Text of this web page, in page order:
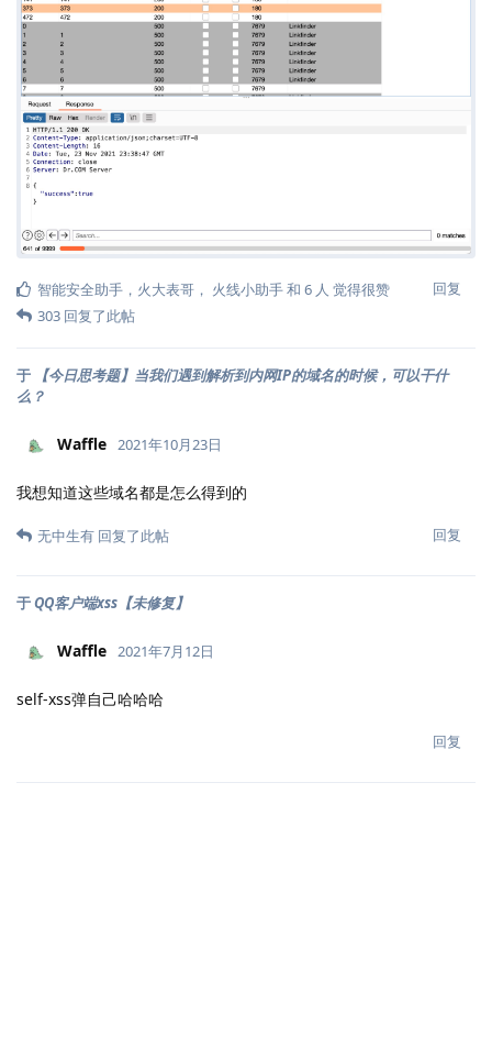
回复
智能安全助手 ， 火大表哥 ， 火线小助手和 6 人 觉得很赞
303 回复了此帖
于
【今日思考题】当我们遇到解析到内网IP的域名的时候，可以干什
么？
Waffle 2021年10月23日
我想知道这些域名都是怎么得到的
回复
无中生有 回复了此帖
于QQ客户端xss【未修复】
Waffle 2021年7月12日
self-xss弹自己哈哈哈
回复